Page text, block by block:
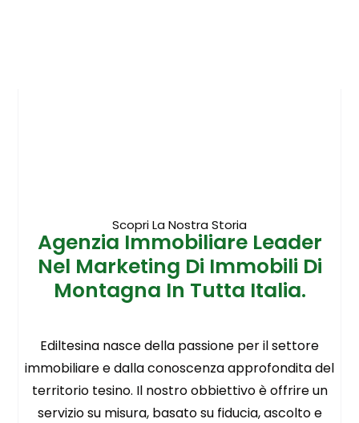
Scopri La Nostra Storia
Agenzia Immobiliare Leader
Nel Marketing Di Immobili Di
Montagna In Tutta Italia.
Ediltesina nasce della passione per il settore
immobiliare e dalla conoscenza approfondita del
territorio tesino. Il nostro obbiettivo è offrire un
servizio su misura, basato su fiducia, ascolto e